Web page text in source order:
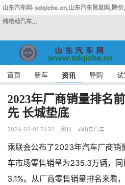
山东汽车网-sdqiche.cn,山东汽车贸易网,降
纯电动汽车...
首页 新车 资讯 导购 试
2023年厂商销量排名
先 长城垫底
2024-02-01 21:32 资讯 @山东汽车
乘联会公布了2023年汽车厂商销
车市场零售销量为235.3万辆，
3.1%。从厂商零售销量排名来看